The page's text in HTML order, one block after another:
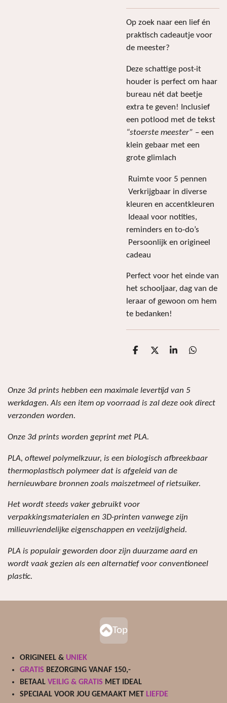
Op zoek naar een lief én
praktisch cadeautje voor
de meester?
Deze schattige post-it
houder is perfect om haar
bureau nét dat beetje
extra te geven! Inclusief
een potlood met de tekst
“stoerste meester” – een
klein gebaar met een
grote glimlach
Ruimte voor 5 pennen
Verkrijgbaar in diverse
kleuren en accentkleuren
Ideaal voor notities,
reminders en to-do’s
Persoonlijk en origineel
cadeau
Perfect voor het einde van
het schooljaar, dag van de
leraar of gewoon om hem
te bedanken!
D
n
D
S
e
D
Onze 3d prints hebben een maximale levertijd van 5
werkdagen. Als een item op voorraad is zal deze ook direct
verzonden worden.
Onze 3d prints worden geprint met PLA.
PLA, oftewel polymelkzuur, is een biologisch afbreekbaar
thermoplastisch polymeer dat is afgeleid van de
hernieuwbare bronnen zoals maiszetmeel of rietsuiker.
Het wordt steeds vaker gebruikt voor
verpakkingsmaterialen en 3D-printen vanwege zijn
milieuvriendelijke eigenschappen en veelzijdigheid.
PLA is populair geworden door zijn duurzame aard en
wordt vaak gezien als een alternatief voor conventioneel
plastic.
Top
ORIGINEEL & UNIEK
GRATIS BEZORGING VANAF 150,-
BETAAL VEILIG & GRATIS MET IDEAL
SPECIAAL VOOR JOU GEMAAKT MET LIEFDE